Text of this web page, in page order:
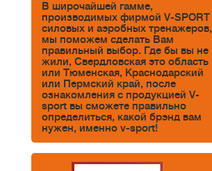
В широчайшей гамме,
производимых фирмой V-SPORT
силовых и аэробных тренажеров,
мы поможем сделать Вам
правильный выбор. Где бы вы не
жили, Свердловская это область
или Тюменская, Краснодарский
или Пермский край, после
ознакомления с продукцией V-
sport вы сможете правильно
определиться, какой брэнд вам
нужен, именно v-sport!